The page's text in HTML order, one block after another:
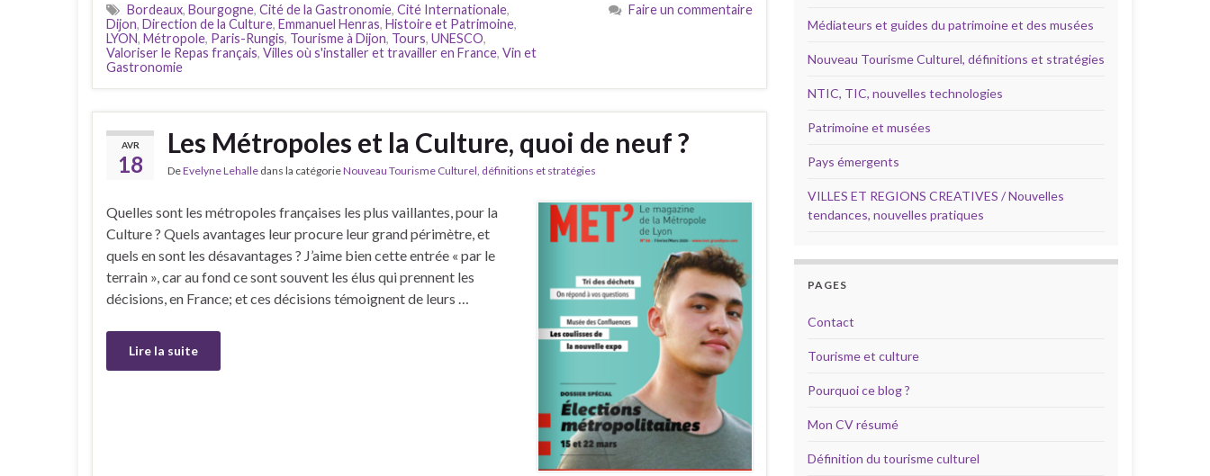
Bordeaux, Bourgogne, Cité de la Gastronomie, Cité Internationale,
Dijon, Direction de la Culture, Emmanuel Henras, Histoire et Patrimoine,
LYON, Métropole, Paris-Rungis, Tourisme à Dijon, Tours, UNESCO,
Valoriser le Repas français, Villes où s'installer et travailler en France, Vin et
Gastronomie
Faire un commentaire
AVR
18
Les Métropoles et la Culture, quoi de neuf ?
DeEvelyne Lehalle dans la catégorieNouveau Tourisme Culturel, définitions et stratégies
Quelles sont les métropoles françaises les plus vaillantes, pour la
Culture ? Quels avantages leur procure leur grand périmètre, et
quels en sont les désavantages ? J’aime bien cette entrée « par le
terrain », car au fond ce sont souvent les élus qui prennent les
décisions, en France; et ces décisions témoignent de leurs …
Lire la suite
Médiateurs et guides du patrimoine et des musées
Nouveau Tourisme Culturel, définitions et stratégies
NTIC, TIC, nouvelles technologies
Patrimoine et musées
Pays émergents
VILLES ET REGIONS CREATIVES / Nouvelles
tendances, nouvelles pratiques
PAGES
Contact
Tourisme et culture
Pourquoi ce blog ?
Mon CV résumé
Définition du tourisme culturel